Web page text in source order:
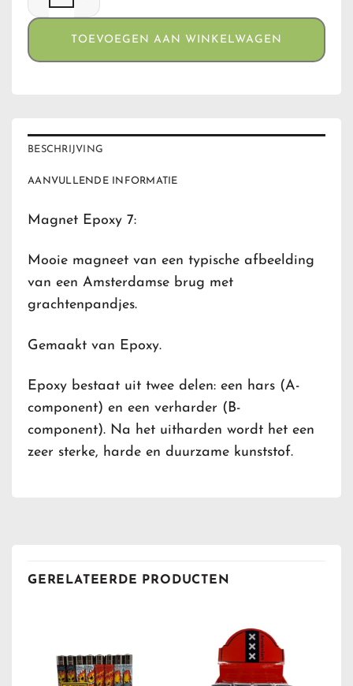
TOEVOEGEN AAN WINKELWAGEN
BESCHRIJVING
AANVULLENDE INFORMATIE
Magnet Epoxy 7:
Mooie magneet van een typische afbeelding
van een Amsterdamse brug met
grachtenpandjes.
Gemaakt van Epoxy.
Epoxy bestaat uit twee delen: een hars (A-
component) en een verharder (B-
component). Na het uitharden wordt het een
zeer sterke, harde en duurzame kunststof.
GERELATEERDE PRODUCTEN